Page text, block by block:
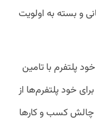
و بسته به اولویت
پلتفرم با تامین
خود پلتفرم‌ها از
چالش کسب و کارها